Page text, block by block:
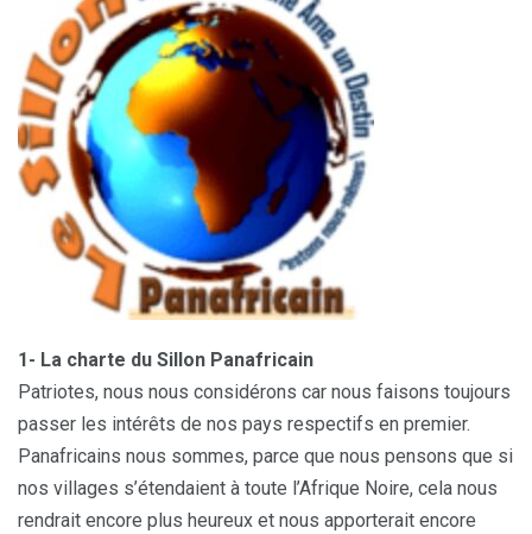
1- La charte du Sillon Panafricain
Patriotes, nous nous considérons car nous faisons toujours
passer les intérêts de nos pays respectifs en premier.
Panafricains nous sommes, parce que nous pensons que si
nos villages s’étendaient à toute l’Afrique Noire, cela nous
rendrait encore plus heureux et nous apporterait encore